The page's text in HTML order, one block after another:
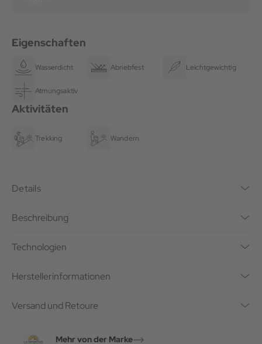
Eigenschaften
Wasserdicht Abriebfest Leichtgewichtig
Atmungsaktiv
Aktivitäten
Trekking Wandern
Details
Beschreibung
Technologien
Herstellerinformationen
Versand und Retoure
Mehr von der Marke